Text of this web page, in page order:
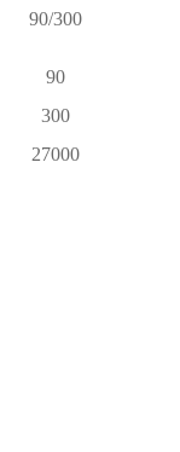
90/300
90
300
27000